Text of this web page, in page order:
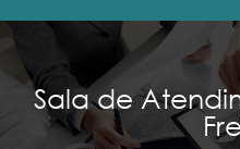
Sala de